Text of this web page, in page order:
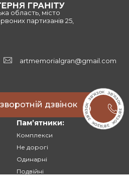
область, місто
партизанів 25,
artmemorialgran@gmail.com
дзвінок
Памʼятники:
Комплекси
Не дорогі
Одинарні
Подвійні